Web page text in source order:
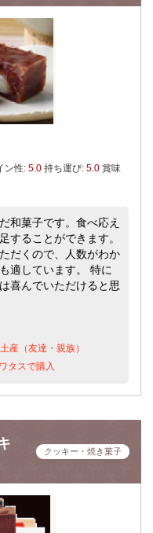
ン性: 5.0 持ち運び: 5.0 賞味
和菓子です。食べ応え
することができます。
だくので、人数がわか
適しています。 特に
喜んでいただけると思
産（友達・親族）
タスで購入
クッキー・焼き菓子